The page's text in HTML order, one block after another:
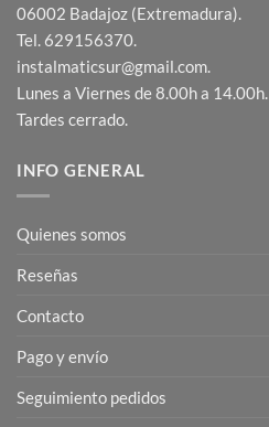
06002 Badajoz (Extremadura).
Tel. 629156370.
instalmaticsur@gmail.com.
Lunes a Viernes de 8.00h a 14.00h.
Tardes cerrado.
INFO GENERAL
Quienes somos
Reseñas
Contacto
Pago y envío
Seguimiento pedidos